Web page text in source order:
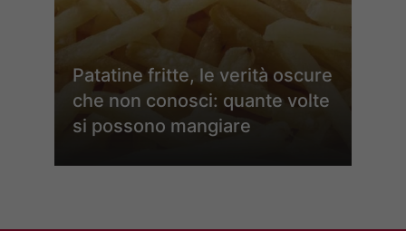
Patatine fritte, le verità oscure
che non conosci: quante volte
si possono mangiare